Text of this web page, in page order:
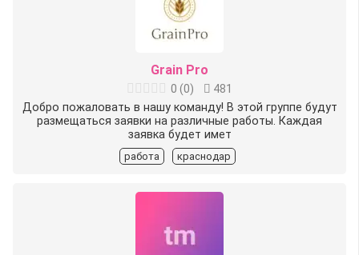
Grain Pro
0 (0)
481
Добро пожаловать в нашу команду! В этой группе будут
размещаться заявки на различные работы. Каждая
заявка будет имет
работа краснодар